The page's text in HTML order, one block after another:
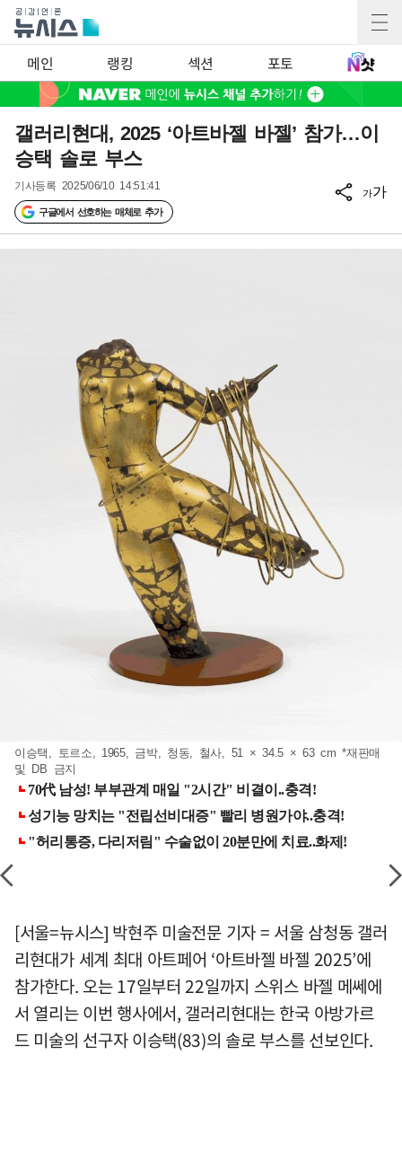
메인 랭킹 섹션 포토
갤러리현대, 2025 ‘아트바젤 바젤’ 참가…이
승택 솔로 부스
기사등록 2025/06/10 14:51:41
구글에서 선호하는 매체로 추가
가가
이승택, 토르소, 1965, 금박, 청동, 철사, 51 × 34.5 × 63 cm *재판매
및 DB 금지
[서울=뉴시스] 박현주 미술전문 기자 = 서울 삼청동 갤러
리현대가 세계 최대 아트페어 ‘아트바젤 바젤 2025’에
참가한다. 오는 17일부터 22일까지 스위스 바젤 메쎄에
서 열리는 이번 행사에서, 갤러리현대는 한국 아방가르
드 미술의 선구자 이승택(83)의 솔로 부스를 선보인다.